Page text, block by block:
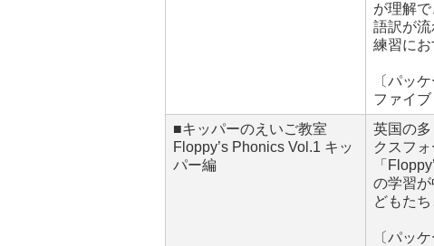
が理解
語訳が
練習にお
〔パッ
ファイブ
■キッパーのえいご教室
Floppy’s Phonics Vol.1 キッ
パー編
英国の
クスフ
「
の学習
どもた
〔パッ